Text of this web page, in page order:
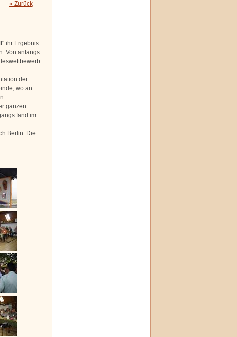
« Zurück
ihr Ergebnis
Von anfangs
der
wo an
ganzen
fand im
Berlin. Die